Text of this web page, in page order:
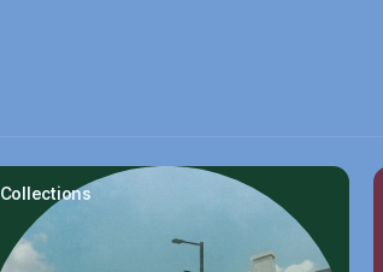
Collections